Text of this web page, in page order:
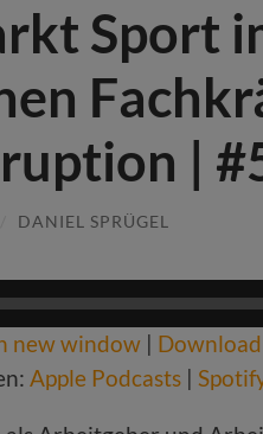
Sport
|
DANIEL SPRÜGEL
new window | Download
Apple Podcasts |